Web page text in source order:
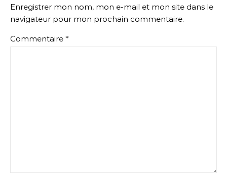
Enregistrer mon nom, mon e-mail et mon site dans le
navigateur pour mon prochain commentaire.
Commentaire *